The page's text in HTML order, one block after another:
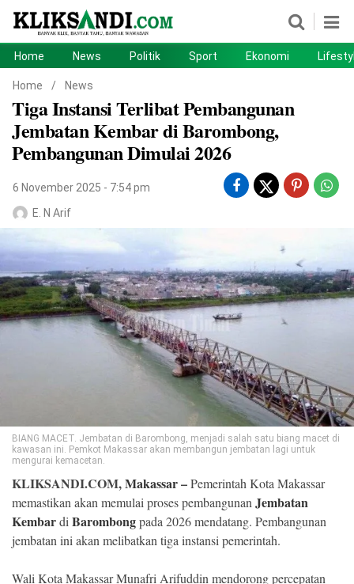
Politik Sport
Teknologi
Sandi
-
All
right
Home News Politik Sport Ekonomi
Home / News
Tiga Instansi Terlibat Pembangunan
Jembatan Kembar di Barombong,
Pembangunan Dimulai 2026
6 November 2025 - 7:54 pm
E. N Arif
BIANG MACET. Jembatan di Barombong, menjadi salah satu biang macet di
kawasan ini. Pemkot Makassar akan membangun jembatan lagi untuk
mengurai kemacetan.
KLIKSANDI.COM,Makassar–Pemerintah Kota Makassar
memastikan akan memulai proses pembangunanJembatan
KembardiBarombongpada 2026 mendatang. Pembangunan
jembatan ini akan melibatkan tiga instansi pemerintah.
Wali Kota Makassar Munafri Arifuddin mendorong percepatan